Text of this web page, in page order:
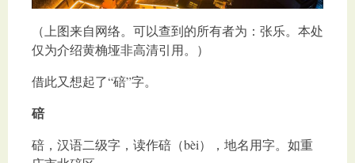
（上图来自网络。可以查到的所有者为：张乐。本处
仅为介绍黄桷垭非高清引用。）
借此又想起了“碚”字。
碚
碚，汉语二级字，读作碚（bèi），地名用字。如重